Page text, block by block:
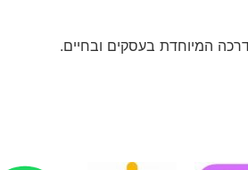
המיוחדת בעסקים ובחיים.